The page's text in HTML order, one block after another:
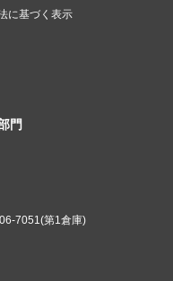
に基づく表示
門
7051(第1倉庫)